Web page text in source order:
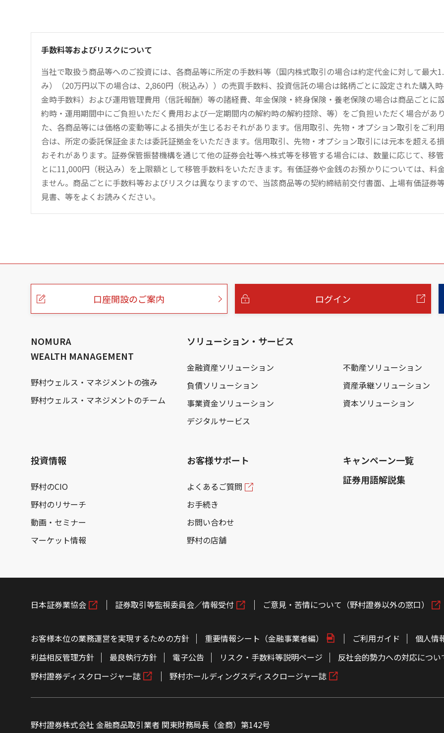
手数料等およびリスクについて
当社で取扱う商品等へのご投資には、各商品等に所定の手数料等（国内株式取引の場合は約定代金に対して最大
み）（20万円以下の場合は、2,860円（税込み））の売買手数料、投資信託の場合は銘柄ごとに設定された購入
金時手数料）および運用管理費用（信託報酬）等の諸経費、年金保険・終身保険・養老保険の場合は商品ごとに
約時・運用期間中にご負担いただく費用および一定期間内の解約時の解約控除、等）をご負担いただく場合があ
た、各商品等には価格の変動等による損失が生じるおそれがあります。信用取引、先物・オプション取引をご利
合は、所定の委託保証金または委託証拠金をいただきます。信用取引、先物・オプション取引には元本を超える
おそれがあります。証券保管振替機構を通じて他の証券会社等へ株式等を移管する場合には、数量に応じて、移
とに11,000円（税込み）を上限額として移管手数料をいただきます。有価証券や金銭のお預かりについては、料
ません。商品ごとに手数料等およびリスクは異なりますので、当該商品等の契約締結前交付書面、上場有価証券
見書、等をよくお読みください。
こ
口座開設のご案内 ログイン
NOMURA
WEALTH MANAGEMENT
野村ウェルス・マネジメントの強み
野村ウェルス・マネジメントのチーム
ソリューション・サービス
金融資産ソリューション 不動産ソリューション
負債ソリューション
資産承継ソリューション
事業資金ソリューション
資本ソリューション
デジタルサービス
投資情報
野村のCIO
野村のリサーチ
動画・セミナー
マーケット情報
お客様サポート
よくあるご質問
お手続き
お問い合わせ
野村の店舗
キャンペーン一覧
証券用語解説集
日本証券業協会 証券取引等監視委員会／情報受付 ご意見・苦情について（野村證券以外の窓口）
お客様本位の業務運営を実現するための方針 重要情報シート（金融事業者編） ご利用ガイド 個人情
利益相反管理方針
最良執行方針 電子公告 リスク・手数料等説明ページ 反社会的勢力への対応につい
野村證券ディスクロージャー誌
野村ホールディングスディスクロージャー誌
野村證券株式会社 金融商品取引業者 関東財務局長（金商）第142号